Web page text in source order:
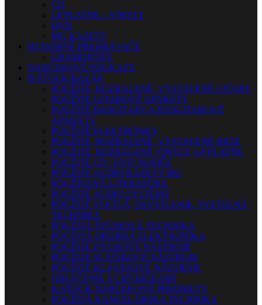
CD
LP PLATNE – VINYLY
DVD
MG KAZETY
HUDOBNÉ PREHRÁVAČE
GRAMOFÓNY
DARČEKOVÉ POUKAZY
B-STOCK/BAZÁR
POUŽITÉ, ROZBALENÉ, VYSTAVENÉ GITARY
POUŽITÉ GITAROVÉ APARÁTY
POUŽITÉ BASGITARY A BASGITAROVÉ
APARÁTY
POUŽITÉ ELEKTRÓNKY
POUŽITÉ, ROZBALENÉ, VYSTAVENÉ BICIE
POUŽITÉ, ROZBALENÉ VINYLY, LP PLATNE
POUŽITÉ CD / DVD NOSIČE
POUŽITÉ AUDIO KAZETY MG
POUŽÍVANÁ LITERATÚRA
POUŽITÉ AUDIO SYSTÉMY
POUŽITÉ SVETLÁ, OSVETLENIE, SVETELNÁ
TECHNIKA
POUŽITÁ ŠTÚDIOVÁ TECHNIKA
POUŽITÁ DROBNÁ ELEKTRONIKA
POUŽITÉ DYCHOVÉ NÁSTROJE
POUŽITÉ SLÁČIKOVÉ NÁSTROJE
POUŽITÉ KLÁVESOVÉ NÁSTROJE
OBLEČENIE S CHYBIČKAMI
B-STOCK DARČEKOVÉ PREDMETY
POUŽITÁ KANCELÁRSKA TECHNIKA